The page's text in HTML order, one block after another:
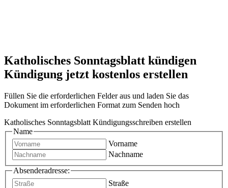
Katholisches Sonntagsblatt kündigen
Kündigung jetzt kostenlos erstellen
Füllen Sie die erforderlichen Felder aus und laden Sie das
Dokument im erforderlichen Format zum Senden hoch
Katholisches Sonntagsblatt Kündigungsschreiben erstellen
Name
Vorname
Nachname
Absenderadresse:
Straße